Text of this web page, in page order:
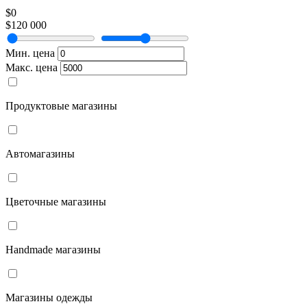
$0
$120 000
Мин. цена
Макс. цена
Продуктовые магазины
Автомагазины
Цветочные магазины
Handmade магазины
Магазины одежды